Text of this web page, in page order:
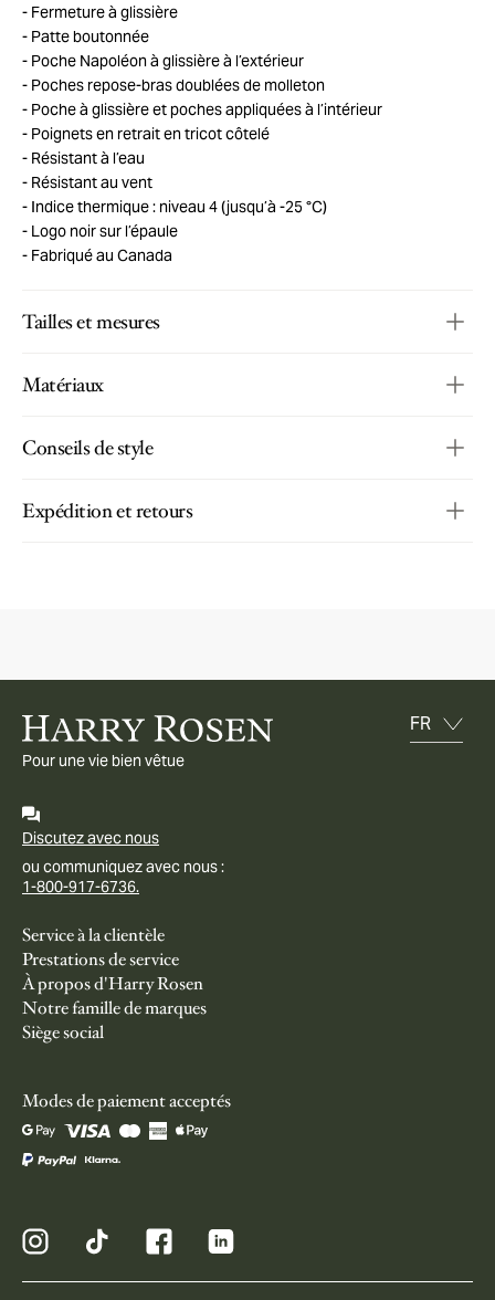
Fermeture à glissière
Patte boutonnée
Poche Napoléon à glissière à l’extérieur
Poches repose-bras doublées de molleton
Poche à glissière et poches appliquées à l’intérieur
Poignets en retrait en tricot côtelé
Résistant à l’eau
Résistant au vent
Indice thermique : niveau 4 (jusqu’à -25 °C)
Logo noir sur l’épaule
Fabriqué au Canada
Tailles et mesures
Matériaux
Conseils de style
Expédition et retours
Pour une vie bien vêtue
Discutez avec nous
ou communiquez avec nous :
1-800-917-6736.
Service à la clientèle
Prestations de service
À propos d'Harry Rosen
Notre famille de marques
Siège social
Modes de paiement acceptés